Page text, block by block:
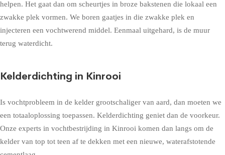
helpen. Het gaat dan om scheurtjes in broze bakstenen die lokaal een
zwakke plek vormen. We boren gaatjes in die zwakke plek en
injecteren een vochtwerend middel. Eenmaal uitgehard, is de muur
terug waterdicht.
Kelderdichting in Kinrooi
Is vochtprobleem in de kelder grootschaliger van aard, dan moeten we
een totaaloplossing toepassen. Kelderdichting geniet dan de voorkeur.
Onze experts in vochtbestrijding in Kinrooi komen dan langs om de
kelder van top tot teen af te dekken met een nieuwe, waterafstotende